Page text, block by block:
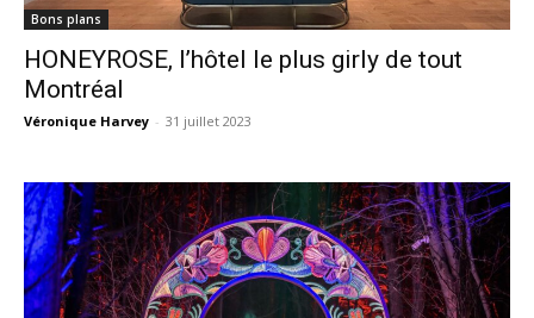
Bons plans
HONEYROSE, l’hôtel le plus girly de tout
Montréal
Véronique Harvey - 31 juillet 2023